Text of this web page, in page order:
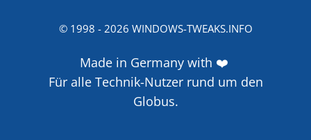
© 1998 - 2026 WINDOWS-TWEAKS.INFO
Made in Germany with ❤️
Für alle Technik-Nutzer rund um den
Globus.